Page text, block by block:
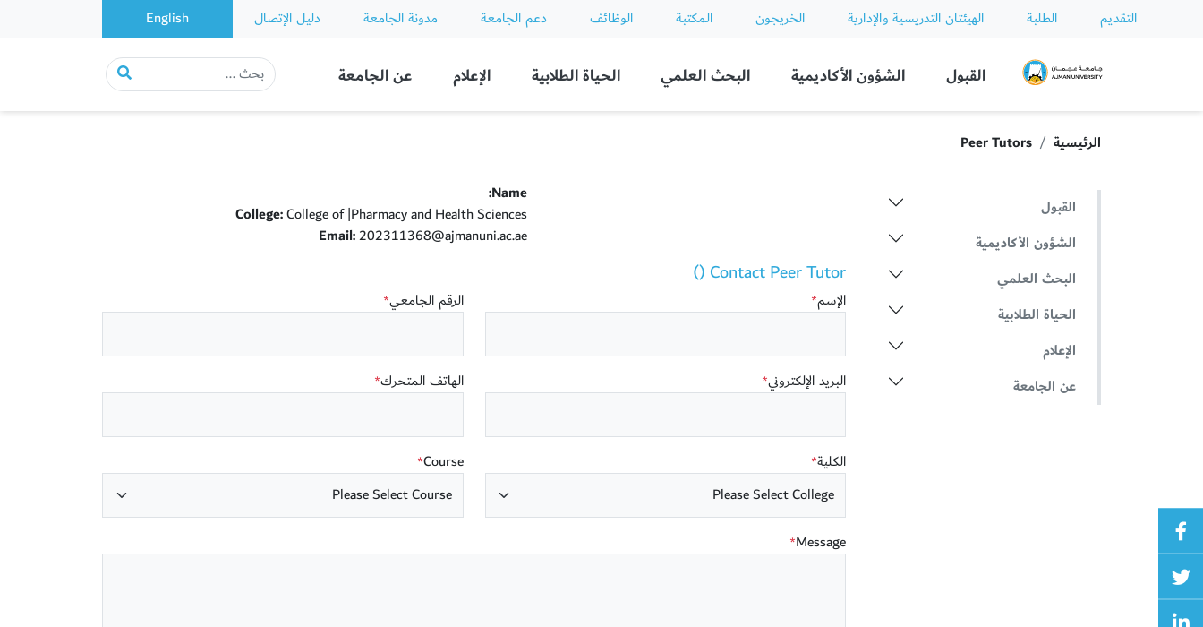
التقديم الطلبة الهيئتان التدريسية والإدارية الخريجون المكتبة الوظائف دعم الجامعة مدونة الجامعة دليل الإتصال English
Ajman University
القبول الشؤون الأكاديمية البحث العلمي الحياة الطلابية الإعلام عن الجامعة
الرئيسية Peer Tutors
القبول
الشؤون الأكاديمية
البحث العلمي
الحياة الطلابية
الإعلام
عن الجامعة
Name:
College:College of |Pharmacy and Health Sciences
Email:202311368@ajmanuni.ac.ae
Contact Peer Tutor ()
الإسم* الرقم الجامعي*
البريد الإلكتروني* الهاتف المتحرك*
الكلية*
Course
*
Message
*